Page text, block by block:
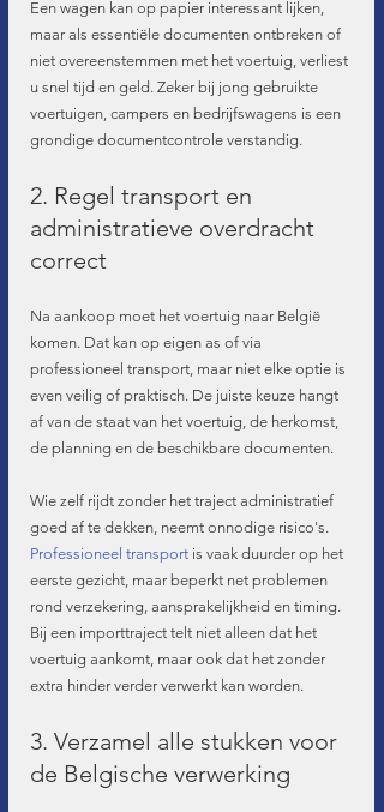
Een wagen kan op papier interessant lijken,
maar als essentiële documenten ontbreken of
niet overeenstemmen met het voertuig, verliest
u snel tijd en geld. Zeker bij jong gebruikte
voertuigen, campers en bedrijfswagens is een
grondige documentcontrole verstandig.
2. Regel transport en
administratieve overdracht
correct
Na aankoop moet het voertuig naar België
komen. Dat kan op eigen as of via
professioneel transport, maar niet elke optie is
even veilig of praktisch. De juiste keuze hangt
af van de staat van het voertuig, de herkomst,
de planning en de beschikbare documenten.
Wie zelf rijdt zonder het traject administratief
goed af te dekken, neemt onnodige risico's.
Professioneel transport is vaak duurder op het
eerste gezicht, maar beperkt net problemen
rond verzekering, aansprakelijkheid en timing.
Bij een importtraject telt niet alleen dat het
voertuig aankomt, maar ook dat het zonder
extra hinder verder verwerkt kan worden.
3. Verzamel alle stukken voor
de Belgische verwerking